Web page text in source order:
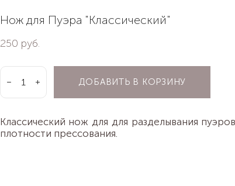
Нож для Пуэра "Классический"
250 pуб.
ДОБАВИТЬ В КОРЗИНУ
Классический нож для для разделывания
плотности прессования.